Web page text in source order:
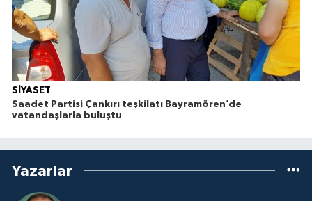
SİYASET
Saadet Partisi Çankırı teşkilatı Bayramören’de
vatandaşlarla buluştu
Yazarlar